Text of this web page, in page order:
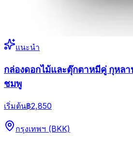
แนะนำ
กล่องดอกไม้และตุ๊กตาหมีคู่ กุหลา
ชมพู
เริ่มต้น฿2,850
กรุงเทพฯ (BKK)